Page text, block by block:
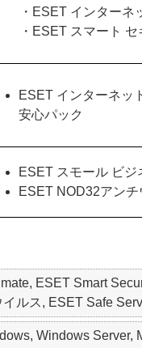
・ESET インターネ
・ESET スマート
ESET インターネッ
安心パック
ESET スモール ビ
ESET NOD32アン
ESET Smart
ルス, ESET Safe
Windows Server,